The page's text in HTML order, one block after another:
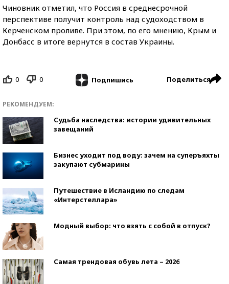
Чиновник отметил, что Россия в среднесрочной
перспективе получит контроль над судоходством в
Керченском проливе. При этом, по его мнению, Крым и
Донбасс в итоге вернутся в состав Украины.
0 0 Подпишись Поделиться
РЕКОМЕНДУЕМ:
Судьба наследства: истории удивительных
завещаний
Бизнес уходит под воду: зачем на суперъяхты
закупают субмарины
Путешествие в Исландию по следам
«Интерстеллара»
Модный выбор: что взять с собой в отпуск?
Самая трендовая обувь лета – 2026